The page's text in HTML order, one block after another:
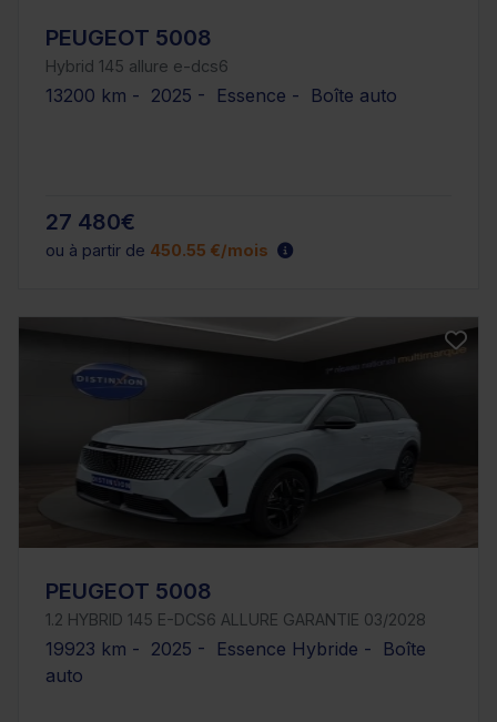
PEUGEOT 5008
Hybrid 145 allure e-dcs6
13200 km - 2025 - Essence - Boîte auto
27 480€
ou à partir de 450.55 €/mois
PEUGEOT 5008
1.2 HYBRID 145 E-DCS6 ALLURE GARANTIE 03/2028
19923 km - 2025 - Essence Hybride - Boîte
auto